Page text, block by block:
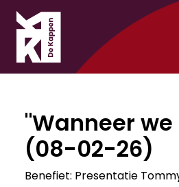
"Wanneer
(08-02-26)
Benefiet: Presentatie